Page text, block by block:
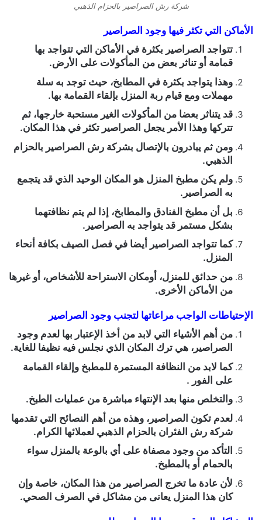
شركة رش الصراصير بالحزام الذهبي
الأماكن التي تكثر فيها وجود الصراصير
تتواجد الصراصير بكثرة في الأماكن التي تتواجد بها
قمامة أو تناثر بعض من المأكولات على الأرض.
وهذا يتواجد بكثرة في المطابخ، حيث توجد به سلة
مهملات ومع قيام ربة المنزل بإلقاء القمامة بها.
قد يتناثر بعضا من المأكولات الغير مستحبة خارجها، ثم
تتركها وهذا الأمر يجعل الصراصير تكثر في هذا المكان.
ومن ثم يبادرون بالإتصال بشركة رش الصراصير بالحزام
الذهبي.
ولم يكن مطبخ المنزل هو المكان الوحيد الذي قد يتجمع
به الصراصير.
بل أن مطبخ الفنادق والمطابخ، إذا لم يتم نظافتهما
بشكل مستمر قد يتواجد به الصراصير.
كما تتواجد الصراصير أيضا في فصل الصيف بكافة أنحاء
المنزل.
من حدائق للمنزل، أومكان الاستراحة للأشخاص، أو غيرها
من الأماكن الأخرى.
الإحتياطات الواجب مراعاتها لتجنب وجود الصراصير
من أهم الأشياء التي لابد من أخذ الإعتبار بها لعدم وجود
الصراصير، هي ترك المكان الذي نجلس فيه نظيفا للغاية.
كما لابد من النظافة المستمرة للمطبخ وإلقاء القمامة
على الفور .
والتخلص منها بعد الإنتهاء مباشرة من عمليات الطبخ.
لعدم تكون الصراصير، وهذه من أهم النصائح التي تقدمها
شركة رش الفئران بالحزام الذهبي لعملائها الكرام.
التأكد من وجود مصفاة على أي بالوعة بالمنزل سواء
بالحمام أو بالمطبخ.
لأن عادة ما تخرج الصراصير من هذا المكان، خاصة وإن
كان هذا المنزل يعانى من مشاكل في الصرف الصحي.